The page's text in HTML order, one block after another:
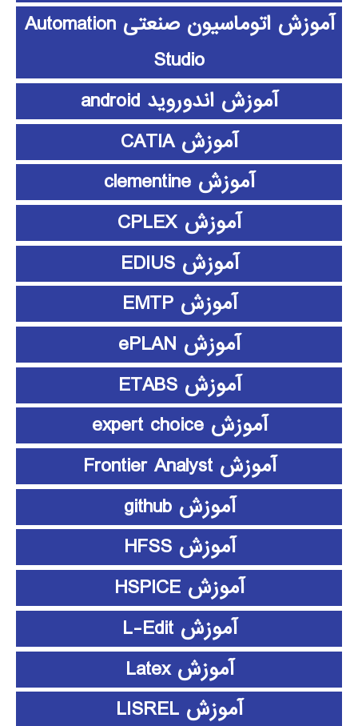
آموزش اتوماسیون صنعتی Automation
Studio
آموزش اندوروید android
آموزش CATIA
آموزش clementine
آموزش CPLEX
آموزش EDIUS
آموزش EMTP
آموزش ePLAN
آموزش ETABS
آموزش expert choice
آموزش Frontier Analyst
آموزش github
آموزش HFSS
آموزش HSPICE
آموزش L-Edit
آموزش Latex
آموزش LISREL